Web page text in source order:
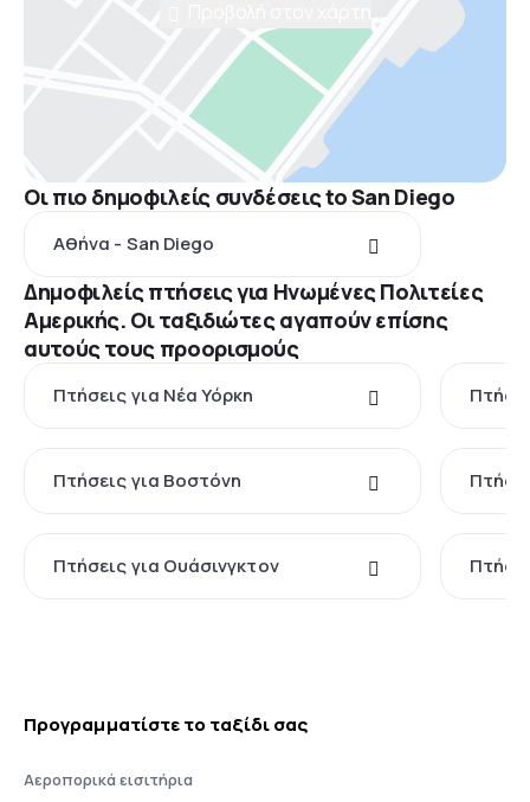
Οι πιο δημοφιλείς συνδέσεις to San Diego
Αθήνα - San Diego
Δημοφιλείς πτήσεις για Ηνωμένες Πολιτείες
Αμερικής. Οι ταξιδιώτες αγαπούν επίσης
αυτούς τους προορισμούς
Πτήσεις για Νέα Υόρκη
Πτήσεις για Βοστόνη
Πτήσεις για Ουάσινγκτον
Προγραμματίστε το ταξίδι σας
Αεροπορικά εισιτήρια